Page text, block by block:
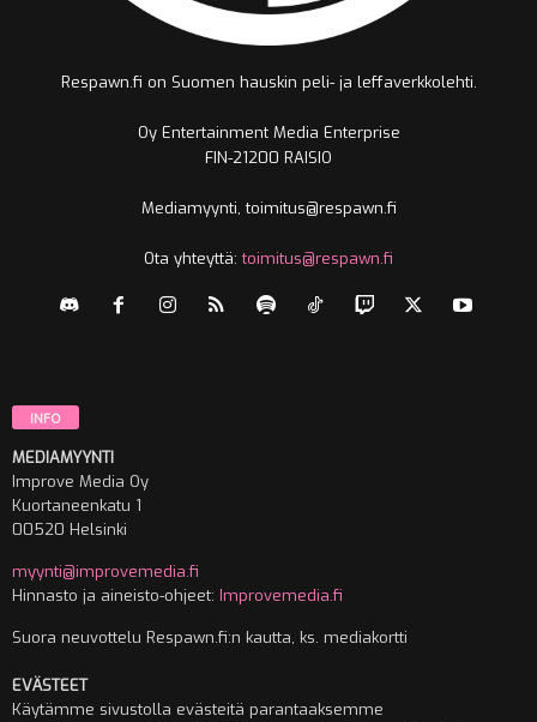
Respawn.fi on Suomen hauskin peli- ja leffaverkkolehti.
Oy Entertainment Media Enterprise
FIN-21200 RAISIO
Mediamyynti, toimitus@respawn.fi
Ota yhteyttä:toimitus@respawn.fi
INFO
MEDIAMYYNTI
Improve Media Oy
Kuortaneenkatu 1
00520 Helsinki
myynti@improvemedia.fi
Hinnasto ja aineisto-ohjeet: Improvemedia.fi
Suora neuvottelu Respawn.fi:n kautta, ks. mediakortti
EVÄSTEET
Käytämme sivustolla evästeitä parantaaksemme